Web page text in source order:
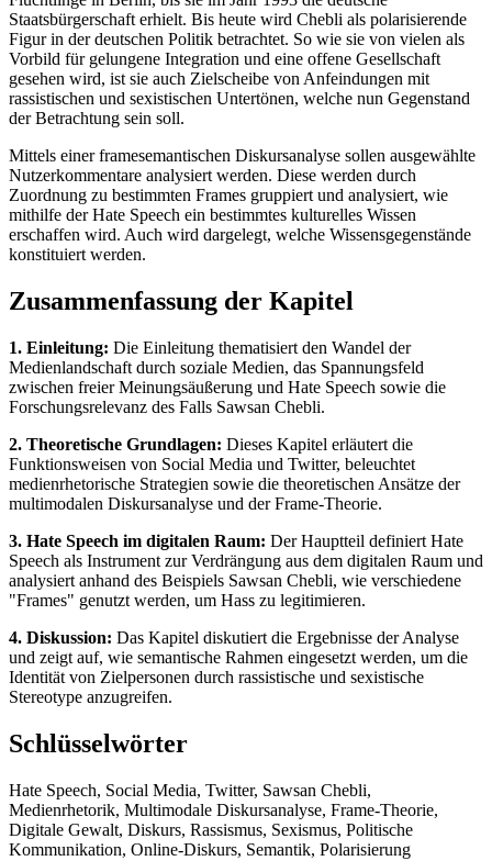
Staatsbürgerschaft erhielt. Bis heute wird Chebli als polarisierende
Figur in der deutschen Politik betrachtet. So wie sie von vielen als
Vorbild für gelungene Integration und eine offene Gesellschaft
gesehen wird, ist sie auch Zielscheibe von Anfeindungen mit
rassistischen und sexistischen Untertönen, welche nun Gegenstand
der Betrachtung sein soll.
Mittels einer framesemantischen Diskursanalyse sollen ausgewählte
Nutzerkommentare analysiert werden. Diese werden durch
Zuordnung zu bestimmten Frames gruppiert und analysiert, wie
mithilfe der Hate Speech ein bestimmtes kulturelles Wissen
erschaffen wird. Auch wird dargelegt, welche Wissensgegenstände
konstituiert werden.
Zusammenfassung der Kapitel
1. Einleitung: Die Einleitung thematisiert den Wandel der
Medienlandschaft durch soziale Medien, das Spannungsfeld
zwischen freier Meinungsäußerung und Hate Speech sowie die
Forschungsrelevanz des Falls Sawsan Chebli.
2. Theoretische Grundlagen: Dieses Kapitel erläutert die
Funktionsweisen von Social Media und Twitter, beleuchtet
medienrhetorische Strategien sowie die theoretischen Ansätze der
multimodalen Diskursanalyse und der Frame-Theorie.
3. Hate Speech im digitalen Raum: Der Hauptteil definiert Hate
Speech als Instrument zur Verdrängung aus dem digitalen Raum und
analysiert anhand des Beispiels Sawsan Chebli, wie verschiedene
"Frames" genutzt werden, um Hass zu legitimieren.
4. Diskussion: Das Kapitel diskutiert die Ergebnisse der Analyse
und zeigt auf, wie semantische Rahmen eingesetzt werden, um die
Identität von Zielpersonen durch rassistische und sexistische
Stereotype anzugreifen.
Schlüsselwörter
Hate Speech, Social Media, Twitter, Sawsan Chebli,
Medienrhetorik, Multimodale Diskursanalyse, Frame-Theorie,
Digitale Gewalt, Diskurs, Rassismus, Sexismus, Politische
Kommunikation, Online-Diskurs, Semantik, Polarisierung